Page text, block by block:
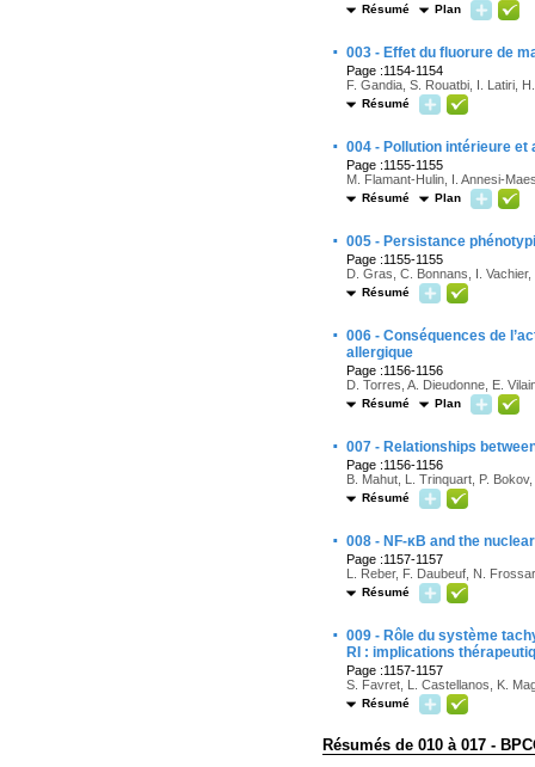
Résumé Plan
· 003 - Effet du fluorure de
Page :1154-1154
F. Gandia, S. Rouatbi, I. Latiri,
Résumé
· 004 - Pollution intérieure
Page :1155-1155
M. Flamant-Hulin, I. Annesi-
Résumé Plan
· 005 - Persistance
Page :1155-1155
D. Gras, C. Bonnans, I. Vachier,
Résumé
· 006 - Conséquences de
allergique
Page :1156-1156
D. Torres, A. Dieudonne, E.
Résumé Plan
· 007 - Relationships
Page :1156-1156
B. Mahut, L. Trinquart, P.
Résumé
· 008 - NF-κB and the
Page :1157-1157
L. Reber, F. Daubeuf, N.
Résumé
· 009 - Rôle du système
RI : implications
Page :1157-1157
S. Favret, L. Castellanos, K.
Résumé
Résumés de 010 à 017 -